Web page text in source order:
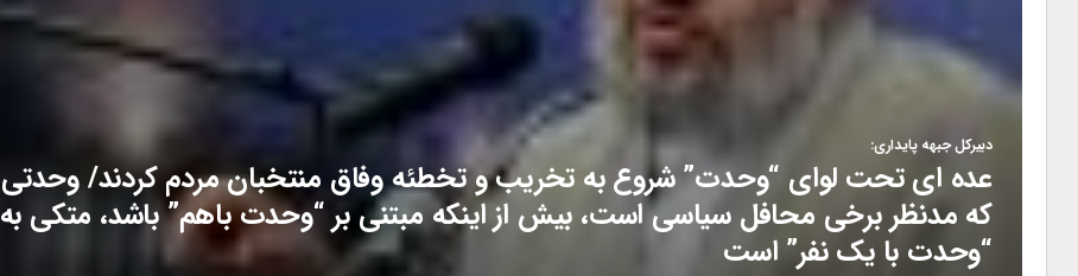
دبیرکل جبهه پایداری:
عده ای تحت لوای “وحدت” شروع به تخریب و تخطئه وفاق منتخبان مردم کردند/ وحدتی
که مدنظر برخی محافل سیاسی است، بیش از اینکه مبتنی بر “وحدت باهم” باشد، متکی به
“وحدت با یک نفر” است